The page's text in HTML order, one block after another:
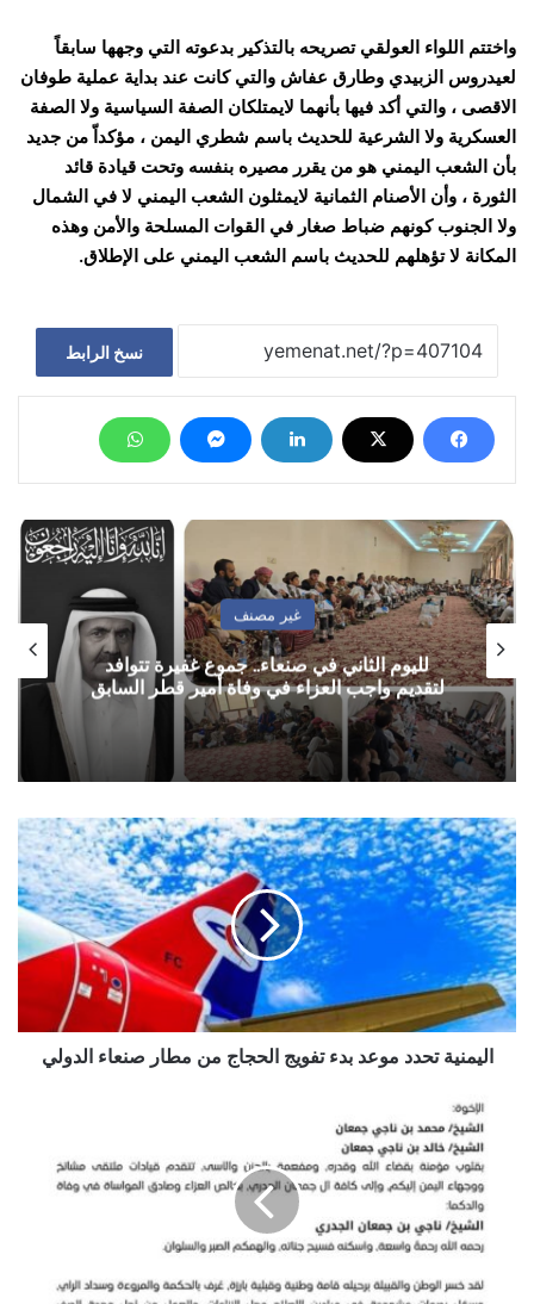
واختتم اللواء العولقي تصريحه بالتذكير بدعوته التي وجهها سابقاً
لعيدروس الزبيدي وطارق عفاش والتي كانت عند بداية عملية طوفان
الاقصى ، والتي أكد فيها بأنهما لايمتلكان الصفة السياسية ولا الصفة
العسكرية ولا الشرعية للحديث باسم شطري اليمن ، مؤكداّ من جديد
بأن الشعب اليمني هو من يقرر مصيره بنفسه وتحت قيادة قائد
الثورة ، وأن الأصنام الثمانية لايمثلون الشعب اليمني لا في الشمال
ولا الجنوب كونهم ضباط صغار في القوات المسلحة والأمن وهذه
المكانة لا تؤهلهم للحديث باسم الشعب اليمني على الإطلاق.
نسخ الرابط
غير مصنف
لليوم الثاني في صنعاء.. جموع غفيرة تتوافد
لتقديم واجب العزاء في وفاة أمير قطر السابق
اليمنية
تحدد
موعد
بدء
تفويج
الحجاج
من
مطار
صنعاء
الدولياليمنية تحدد موعد بدء تفويج الحجاج من مطار صنعاء الدولي
ملتقى
مشائخ
ووجهاء
اليمن
الشيخ